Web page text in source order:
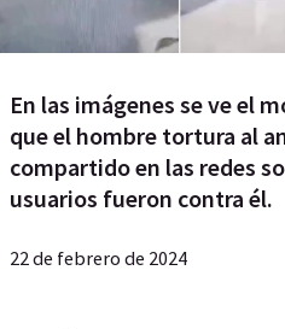
En las imágenes se ve el
que el hombre tortura al
compartido en las redes
usuarios fueron contra él.
22 de febrero de 2024